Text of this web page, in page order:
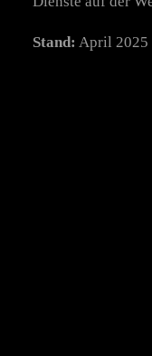
Stand: April 2025